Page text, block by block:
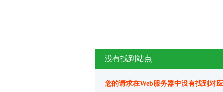
没有找到站点
您的请求在Web服务器中没有找到对